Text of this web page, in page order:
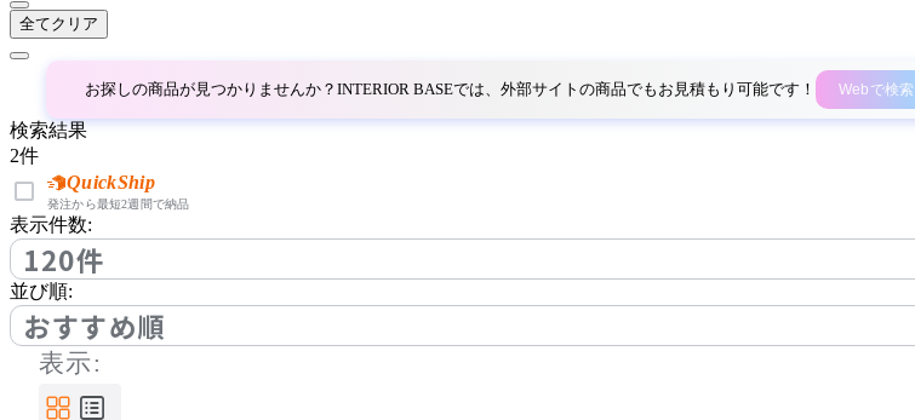
フォームアンドリファイ
FRITZ HANSEN
フリッツハンセン
FRONT PAGE NEWS
フロント・ページ・ニュ
ース
HAY
全てクリア
お探しの商品が見つかりませんか？INTERIOR BASEでは、外部サイトの商品でもお見積もり可能です！ Webで検索
検索結果
2件
QuickShip
発注から最短2週間で納品
表示件数:
120件
並び順:
おすすめ順
表示: